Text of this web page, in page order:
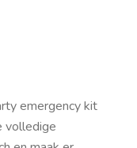
emergency kit
volledige